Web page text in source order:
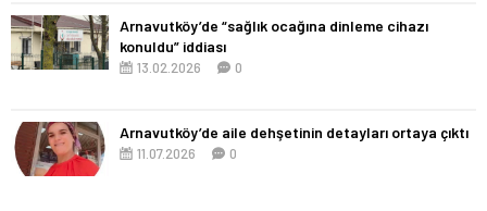
Arnavutköy’de “sağlık ocağına dinleme cihazı
konuldu” iddiası
13.02.2026 0
Arnavutköy’de aile dehşetinin detayları ortaya çıktı
11.07.2026 0